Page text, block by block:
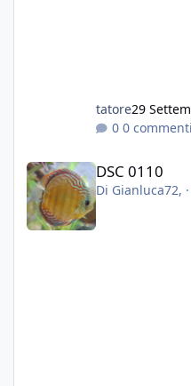
tatore29
0 commenti
DSC 0110
DSC 0110
Di Gianluca72, ·